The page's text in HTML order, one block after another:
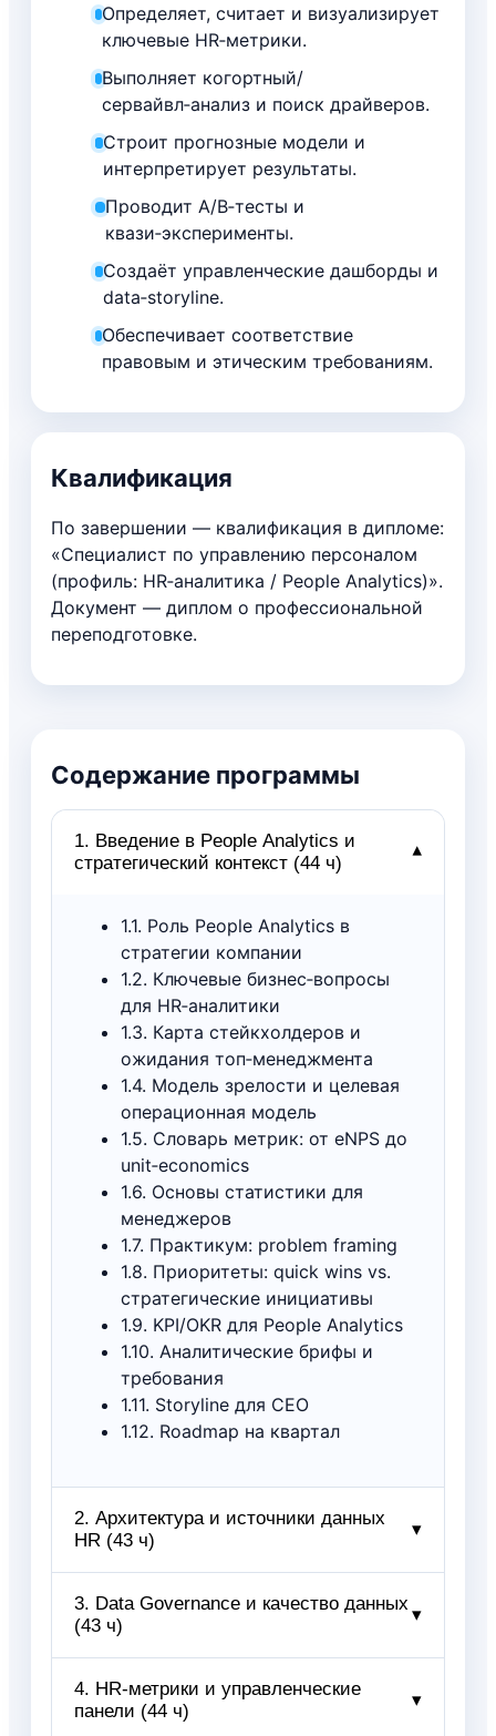
Определяет, считает и визуализирует
ключевые HR‑метрики.
Выполняет когортный/
сервайвл‑анализ и поиск драйверов.
Строит прогнозные модели и
интерпретирует результаты.
Проводит A/B‑тесты и
квази‑эксперименты.
Создаёт управленческие дашборды и
data‑storyline.
Обеспечивает соответствие
правовым и этическим требованиям.
Квалификация
По завершении — квалификация в дипломе:
«Специалист по управлению персоналом
(профиль: HR‑аналитика / People Analytics)».
Документ — диплом о профессиональной
переподготовке.
Содержание программы
1. Введение в People Analytics и
стратегический контекст (44 ч)
▾
1.1. Роль People Analytics в
стратегии компании
1.2. Ключевые бизнес‑вопросы
для HR‑аналитики
1.3. Карта стейкхолдеров и
ожидания топ‑менеджмента
1.4. Модель зрелости и целевая
операционная модель
1.5. Словарь метрик: от eNPS до
unit‑economics
1.6. Основы статистики для
менеджеров
1.7. Практикум: problem framing
1.8. Приоритеты: quick wins vs.
стратегические инициативы
1.9. KPI/OKR для People Analytics
1.10. Аналитические брифы и
требования
1.11. Storyline для СЕО
1.12. Roadmap на квартал
2. Архитектура и источники данных
HR (43 ч)
▾
2.1. Карта систем: HRIS, ATS, LMS,
TMS, OKR, Payroll, DMS
2.2. Интеграции: API/ESB/ETL/ELT
2.3. Модель данных HR:
сущности, связи, grain
3. Data Governance и качество данных
(43 ч)
▾
3.1. Политики, роли и процессы
DG
4. HR‑метрики и управленческие
панели (44 ч)
▾